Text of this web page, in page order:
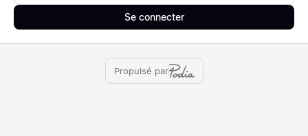
Se connecter
Propulsé par